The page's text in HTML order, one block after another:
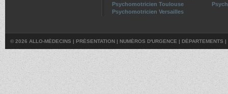
Psychomotricien Toulouse
Psychomotricien Versailles
© 2026 ALLO-MÉDECINS | PRÉSENTATION | NUMÉROS D'URGENCE | DÉPARTEMENTS |